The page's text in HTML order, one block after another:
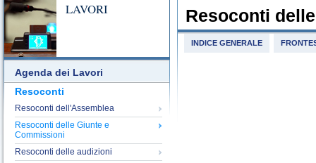
LAVORI
Agenda dei Lavori
Resoconti
Resoconti dell'Assemblea
Resoconti delle Giunte e
Commissioni
Resoconti delle audizioni
Resoconti
INDICE GENERALE